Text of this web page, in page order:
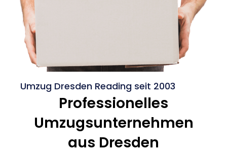
Umzug Dresden Reading seit 2003
Professionelles
Umzugsunternehmen
aus Dresden